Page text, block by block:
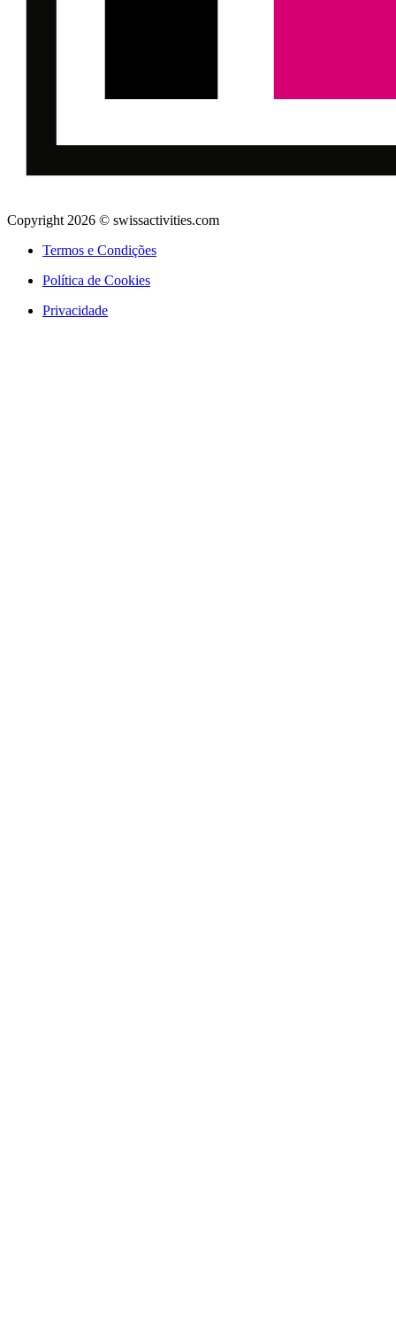
Copyright 2026 © swissactivities.com
Termos e Condições
Política de Cookies
Privacidade